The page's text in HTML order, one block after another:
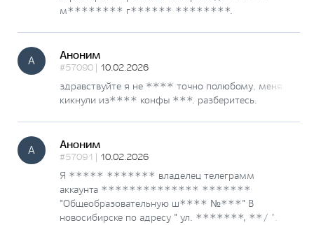
м******** г****** ********.
А Аноним
#57090 | 10.02.2026
здравствуйте я не **** точно полюбому. меня
кикнули из**** конфы ***. разберитесь.
А Аноним
#57091 | 10.02.2026
Я ***** ******* владелец телеграмм
аккаунта ************** *******
"Общеобразовательную ш**** №***" В
новосибирске по адресу " ул. *******, **/ ".